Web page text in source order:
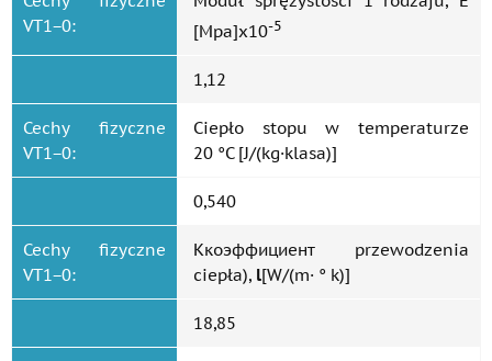
VT1−0:
[Mpa]x10-5
1,12
Cechy fizyczne
VT1−0:
Ciepło stopu w temperaturze
20 °C [J/(kg·klasa)]
0,540
Cechy fizyczne
VT1−0:
Ккоэффициент przewodzenia
ciepła), l[W/(m· ° k)]
18,85